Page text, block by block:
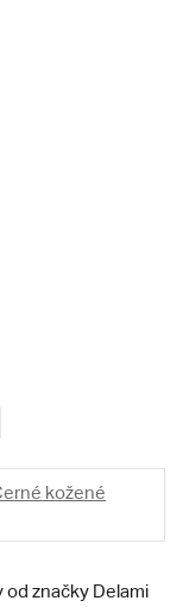
kožené
od značky Delami